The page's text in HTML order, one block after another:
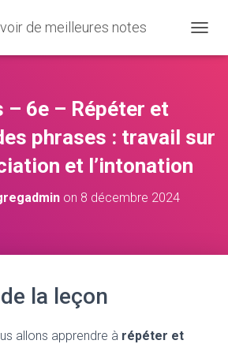
de meilleures notes
U
F
– 6e – Répéter et
phrases : travail sur
et l’intonation
on 8 décembre 2024
la leçon
allons apprendre à répéter et